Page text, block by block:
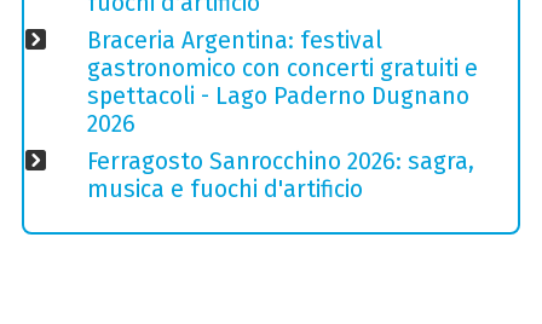
Braceria Argentina: festival
gastronomico con concerti gratuiti e
spettacoli - Lago Paderno Dugnano
2026
Ferragosto Sanrocchino 2026: sagra,
musica e fuochi d'artificio